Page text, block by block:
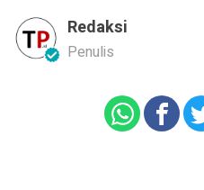
Redaksi
Penulis